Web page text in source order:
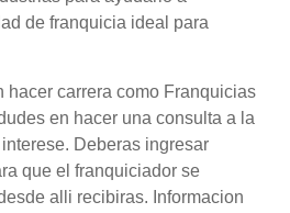
de franquicia ideal para
hacer carrera como Franquicias
en hacer una consulta a la
Deberas ingresar
que el franquiciador se
alli recibiras. Informacion